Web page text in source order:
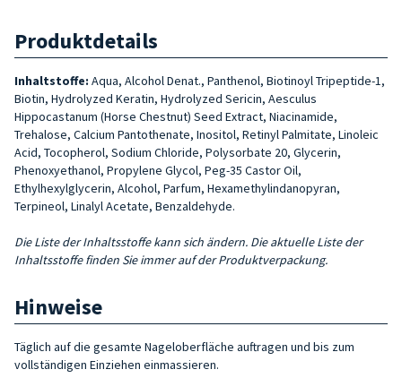
Produktdetails
Inhaltstoffe: Aqua, Alcohol Denat., Panthenol, Biotinoyl Tripeptide-1,
Biotin, Hydrolyzed Keratin, Hydrolyzed Sericin, Aesculus
Hippocastanum (Horse Chestnut) Seed Extract, Niacinamide,
Trehalose, Calcium Pantothenate, Inositol, Retinyl Palmitate, Linoleic
Acid, Tocopherol, Sodium Chloride, Polysorbate 20, Glycerin,
Phenoxyethanol, Propylene Glycol, Peg-35 Castor Oil,
Ethylhexylglycerin, Alcohol, Parfum, Hexamethylindanopyran,
Terpineol, Linalyl Acetate, Benzaldehyde.
Die Liste der Inhaltsstoffe kann sich ändern. Die aktuelle Liste der
Inhaltsstoffe finden Sie immer auf der Produktverpackung.
Hinweise
Täglich auf die gesamte Nageloberfläche auftragen und bis zum
vollständigen Einziehen einmassieren.